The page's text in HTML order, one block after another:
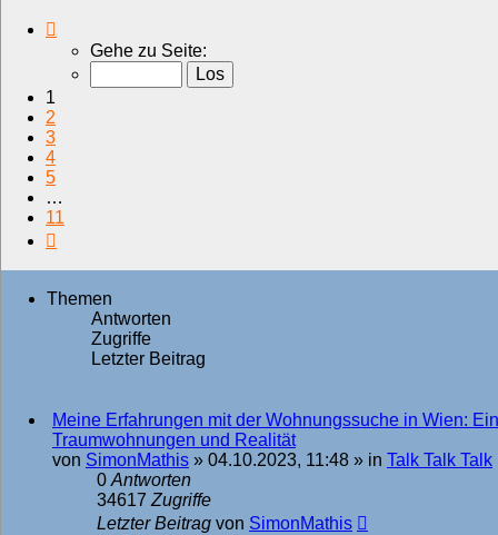
11
Gehe zu Seite:
1
2
3
4
5
…
11
Themen
Antworten
Zugriffe
Letzter Beitrag
Meine Erfahrungen mit der Wohnungssuche in Wien:
Traumwohnungen und Realität
von SimonMathis » 04.10.2023, 11:48 » in Talk Talk Talk
0Antworten
34617Zugriffe
Letzter Beitrag von SimonMathis